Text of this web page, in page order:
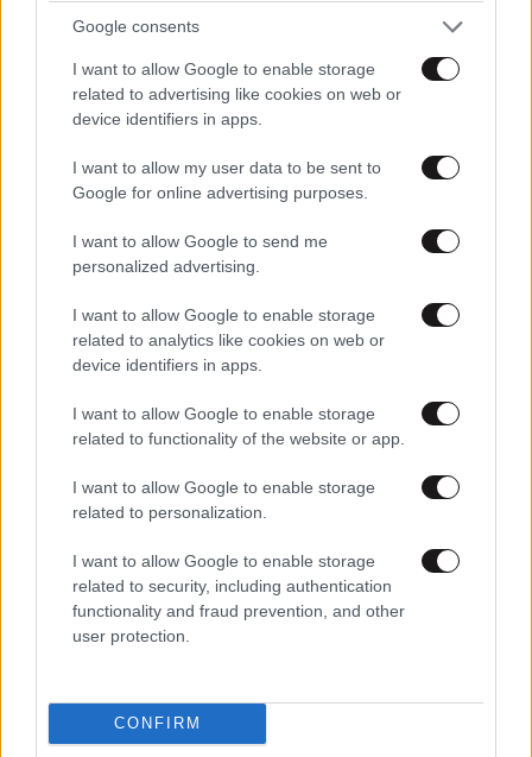
Google consents
I want to allow Google to enable storage
related to advertising like cookies on web or
device identifiers in apps.
I want to allow my user data to be sent to
Google for online advertising purposes.
I want to allow Google to send me
personalized advertising.
I want to allow Google to enable storage
related to analytics like cookies on web or
device identifiers in apps.
I want to allow Google to enable storage
related to functionality of the website or app.
I want to allow Google to enable storage
related to personalization.
I want to allow Google to enable storage
related to security, including authentication
functionality and fraud prevention, and other
user protection.
CONFIRM
Στα ίχνη της «Αράχνης» του Άσαντ: Ο
άνθρωπος των βασανιστηρίων της Συρίας
εντοπίστηκε στη Ρωσία